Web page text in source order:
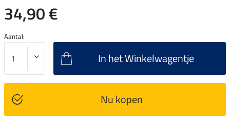
34,90 €
Aantal:
In het Winkelwagentje
Nu kopen